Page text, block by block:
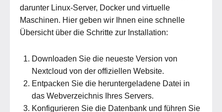
darunter Linux-Server, Docker und virtuelle
Maschinen. Hier geben wir Ihnen eine schnelle
Übersicht über die Schritte zur Installation:
Downloaden Sie die neueste Version von
Nextcloud von der offiziellen Website.
Entpacken Sie die heruntergeladene Datei in
das Webverzeichnis Ihres Servers.
Konfigurieren Sie die Datenbank und führen Sie